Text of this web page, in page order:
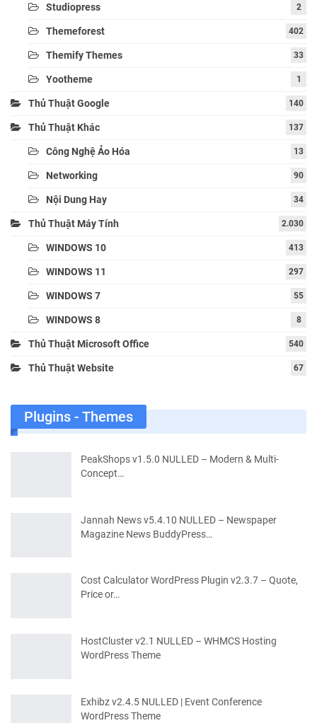
Studiopress 2
Themeforest 402
Themify Themes 33
Yootheme 1
Thủ Thuật Google 140
Thủ Thuật Khác 137
Công Nghệ Ảo Hóa 13
Networking 90
Nội Dung Hay 34
Thủ Thuật Máy Tính 2.030
WINDOWS 10 413
WINDOWS 11 297
WINDOWS 7 55
WINDOWS 8 8
Thủ Thuật Microsoft Office 540
Thủ Thuật Website 67
Plugins - Themes
PeakShops v1.5.0 NULLED – Modern & Multi-
Concept…
Jannah News v5.4.10 NULLED – Newspaper
Magazine News BuddyPress…
Cost Calculator WordPress Plugin v2.3.7 – Quote,
Price or…
HostCluster v2.1 NULLED – WHMCS Hosting
WordPress Theme
Exhibz v2.4.5 NULLED | Event Conference
WordPress Theme